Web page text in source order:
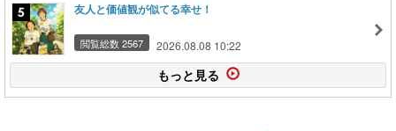
友人と価値観が似てる幸せ！
閲覧総数 2567 2026.08.08 10:22
もっと見る